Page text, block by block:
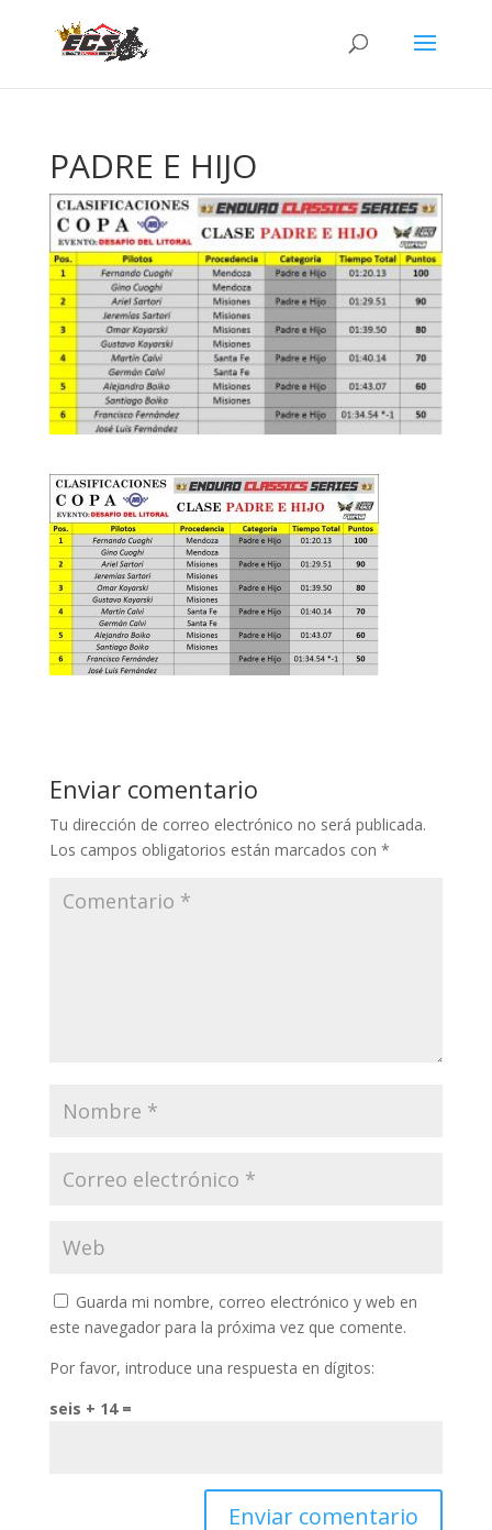
PADRE E HIJO
Enviar comentario
Tu dirección de correo electrónico no será publicada.
Los campos obligatorios están marcados con *
Guarda mi nombre, correo electrónico y web en
este navegador para la próxima vez que comente.
Por favor, introduce una respuesta en dígitos:
seis + 14 =